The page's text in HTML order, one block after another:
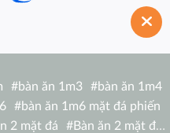
#bàn ăn 1m3 #bàn ăn 1m4
#bàn ăn 1m6 mặt đá phiến
2 mặt đá #Bàn ăn 2 mặt đá